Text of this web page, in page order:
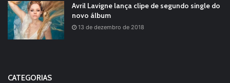
Avril Lavigne lança clipe de segundo single do
novo álbum
13 de dezembro de 2018
CATEGORIAS